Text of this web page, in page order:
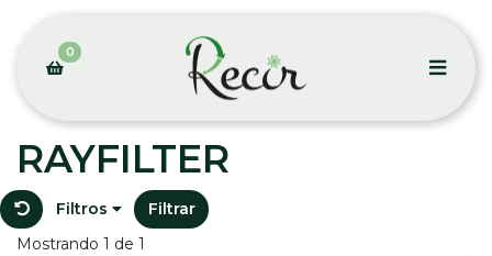
0
RAYFILTER
Filtros
Filtrar
Mostrando 1 de 1